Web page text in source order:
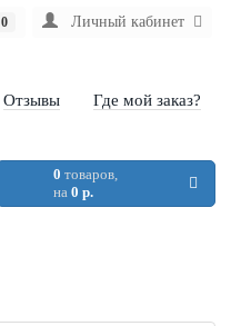
Личный кабинет
0
Отзывы Где мой заказ?
0 товаров,
на0 р.